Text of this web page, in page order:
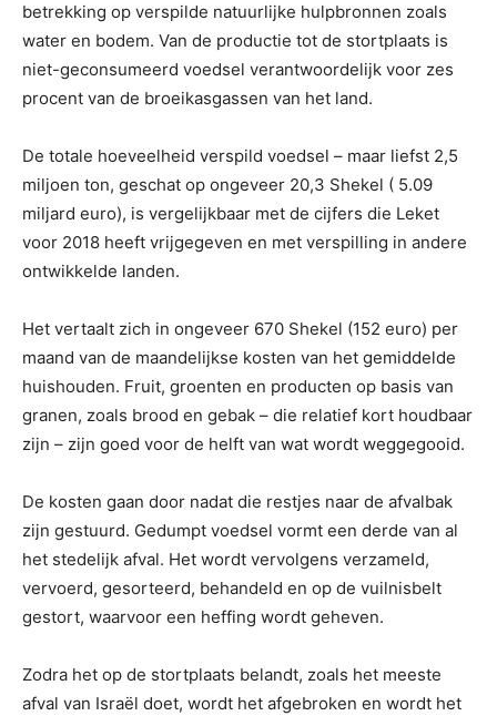
betrekking op verspilde natuurlijke hulpbronnen zoals
water en bodem. Van de productie tot de stortplaats is
niet-geconsumeerd voedsel verantwoordelijk voor zes
procent van de broeikasgassen van het land.
De totale hoeveelheid verspild voedsel – maar liefst 2,5
miljoen ton, geschat op ongeveer 20,3 Shekel ( 5.09
miljard euro), is vergelijkbaar met de cijfers die Leket
voor 2018 heeft vrijgegeven en met verspilling in andere
ontwikkelde landen.
Het vertaalt zich in ongeveer 670 Shekel (152 euro) per
maand van de maandelijkse kosten van het gemiddelde
huishouden. Fruit, groenten en producten op basis van
granen, zoals brood en gebak – die relatief kort houdbaar
zijn – zijn goed voor de helft van wat wordt weggegooid.
De kosten gaan door nadat die restjes naar de afvalbak
zijn gestuurd. Gedumpt voedsel vormt een derde van al
het stedelijk afval. Het wordt vervolgens verzameld,
vervoerd, gesorteerd, behandeld en op de vuilnisbelt
gestort, waarvoor een heffing wordt geheven.
Zodra het op de stortplaats belandt, zoals het meeste
afval van Israël doet, wordt het afgebroken en wordt het